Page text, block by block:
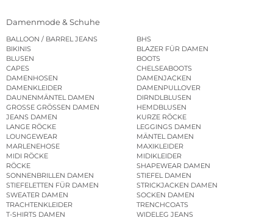
Damenmode & Schuhe
BALLOON / BARREL JEANS
BHS
BIKINIS
BLAZER FÜR DAMEN
BLUSEN
BOOTS
CAPES
CHELSEABOOTS
DAMENHOSEN
DAMENJACKEN
DAMENKLEIDER
DAMENPULLOVER
DAUNENMÄNTEL DAMEN
DIRNDLBLUSEN
GROSSE GRÖSSEN DAMEN
HEMDBLUSEN
JEANS DAMEN
KURZE RÖCKE
LANGE RÖCKE
LEGGINGS DAMEN
LOUNGEWEAR
MÄNTEL DAMEN
MARLENEHOSE
MAXIKLEIDER
MIDI RÖCKE
MIDIKLEIDER
RÖCKE
SHAPEWEAR DAMEN
SONNENBRILLEN DAMEN
STIEFEL DAMEN
STIEFELETTEN FÜR DAMEN
STRICKJACKEN DAMEN
SWEATER DAMEN
SOCKEN DAMEN
TRACHTENKLEIDER
TRENCHCOATS
T-SHIRTS DAMEN
WIDELEG JEANS